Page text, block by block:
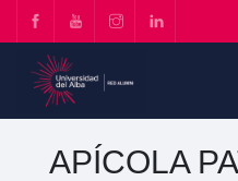
APÍCOLA